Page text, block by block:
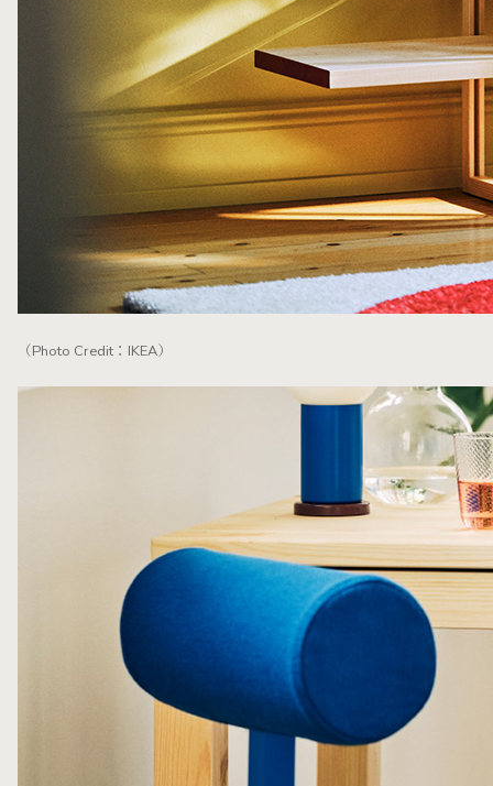
（Photo Credit：IKEA）